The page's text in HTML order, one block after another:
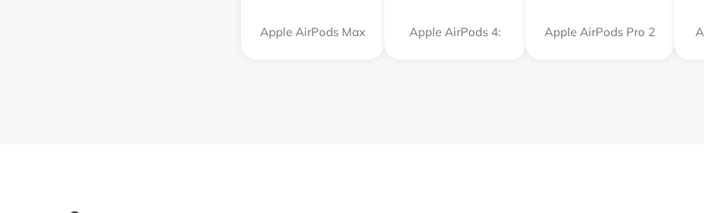
Apple AirPods Max Apple AirPods 4: Apple AirPods Pro 2